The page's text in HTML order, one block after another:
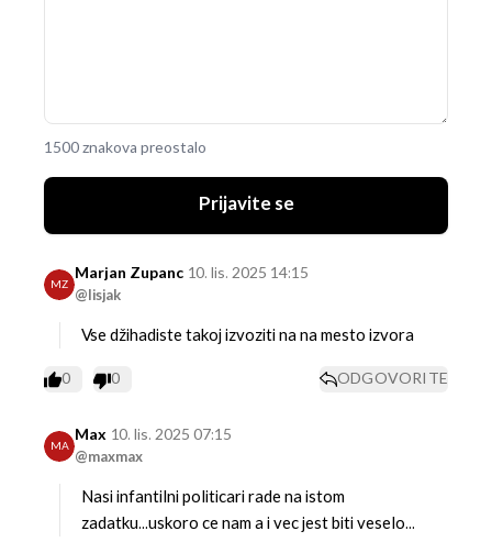
1500 znakova preostalo
Prijavite se
MZ
Marjan Zupanc
@lisjak
10. lis. 2025 14:15
Vse džihadiste takoj izvoziti na na mesto izvora
0 0 ODGOVORITE
MA
Max
@maxmax
10. lis. 2025 07:15
Nasi infantilni politicari rade na istom
zadatku...uskoro ce nam a i vec jest biti veselo...